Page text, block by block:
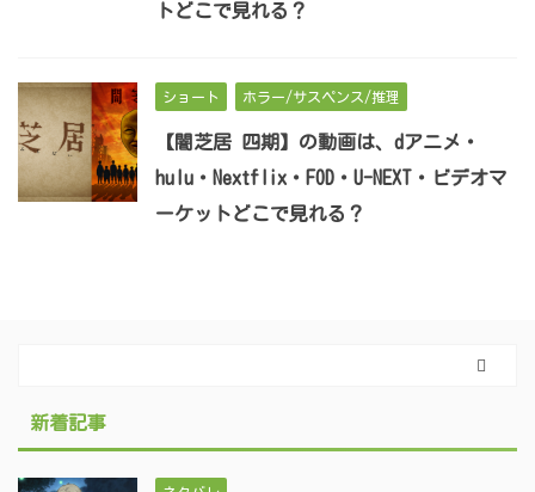
トどこで見れる？
ショート ホラー/サスペンス/推理
【闇芝居 四期】の動画は、dアニメ・
hulu・Nextflix・FOD・U-NEXT・ビデオマ
ーケットどこで見れる？
新着記事